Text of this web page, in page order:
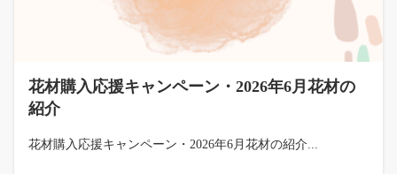
花材購入応援キャンペーン・2026年6月花材の
紹介
花材購入応援キャンペーン・2026年6月花材の紹介...